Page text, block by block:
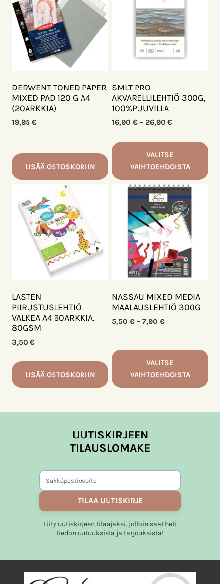
DERWENT TONED PAPER
MIXED PAD 120 G A4
(20ARKKIA)
19,95 €
LISÄÄ OSTOSKORIIN
SMLT PRO-
AKVARELLILEHTIÖ 300G,
100%PUUVILLA
16,90 € – 26,90 €Hintaluokka:
-
26,90 €
VALITSE
VAIHTOEHDOISTA
Tällä
tuotteella
useampi
muunnelma.
tehdä
valinnat
sivulla.
LASTEN
PIIRUSTUSLEHTIÖ
VALKEA A4 60ARKKIA,
80GSM
3,50 €
LISÄÄ OSTOSKORIIN
NASSAU MIXED MEDIA
MAALAUSLEHTIÖ 300G
5,50 € – 7,90 €Hintaluokka:
7,90 €
VALITSE
VAIHTOEHDOISTA
useampi
muunnelma.
Voit
tuotteen
sivulla.
UUTISKIRJEEN
TILAUSLOMAKE
TILAA UUTISKIRJE
Liity uutiskirjeen tilaajaksi, jolloin saat heti
tiedon uutuuksista ja tarjouksista!